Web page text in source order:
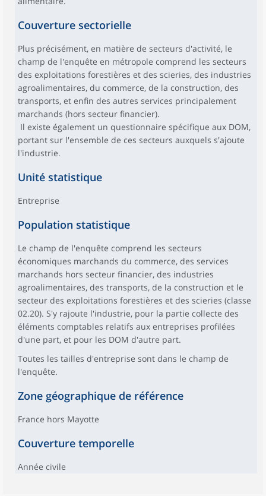
Couverture sectorielle
Plus précisément, en matière de secteurs d'activité, le
champ de l'enquête en métropole comprend les secteurs
des exploitations forestières et des scieries, des industries
agroalimentaires, du commerce, de la construction, des
transports, et enfin des autres services principalement
marchands (hors secteur financier).
Il existe également un questionnaire spécifique aux DOM,
portant sur l'ensemble de ces secteurs auxquels s'ajoute
l'industrie.
Unité statistique
Entreprise
Population statistique
Le champ de l'enquête comprend les secteurs
économiques marchands du commerce, des services
marchands hors secteur financier, des industries
agroalimentaires, des transports, de la construction et le
secteur des exploitations forestières et des scieries (classe
02.20). S'y rajoute l'industrie, pour la partie collecte des
éléments comptables relatifs aux entreprises profilées
d'une part, et pour les DOM d'autre part.
Toutes les tailles d'entreprise sont dans le champ de
l'enquête.
Zone géographique de référence
France hors Mayotte
Couverture temporelle
Année civile